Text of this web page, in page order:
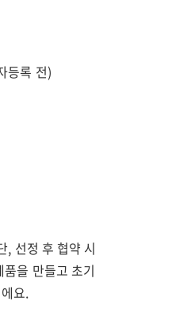
등록 전)
, 선정 후 협약 시
을 만들고 초기
요.